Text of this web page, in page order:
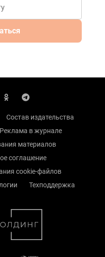
Состав издательства
Реклама в журнале
материалов
соглашение
cookie-файлов
Техподдержка